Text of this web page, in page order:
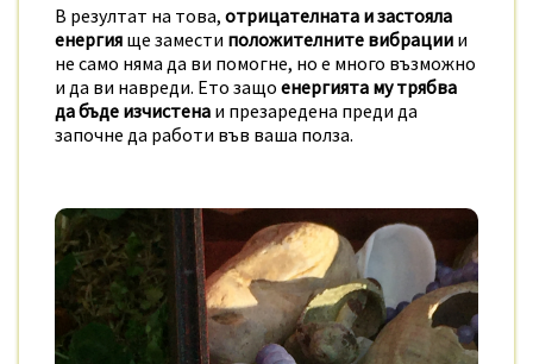
В резултат на това, отрицателната и застояла
енергия ще замести положителните вибрации и
не само няма да ви помогне, но е много възможно
и да ви навреди. Ето защо енергията му трябва
да бъде изчистена и презаредена преди да
започне да работи във ваша полза.